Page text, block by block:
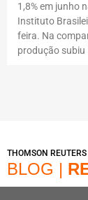
1,8% em junho
Instituto
feira. Na
produção subiu
THOMSON REUTERS
BLOG |